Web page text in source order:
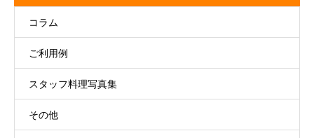
コラム
ご利用例
スタッフ料理写真集
その他